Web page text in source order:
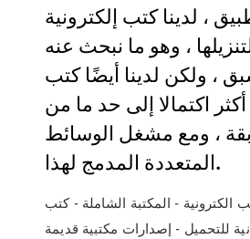
، لدينا كتب إلكترونية
، وهو ما نبحث عنه
، ولكن لدينا أيضًا كتب
اكتمالا إلى حد ما من
، ومع مشغل الوسائط
المتعددة المدمج لهذا.
- المكتبة الشاملة - كتب
للتحميل - إصدارات مكتبية قديمة